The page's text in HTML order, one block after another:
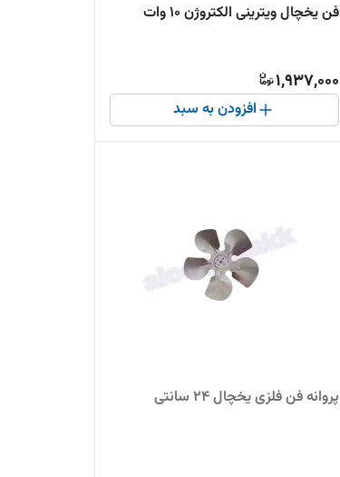
فن یخچال ویترینی الکتروژن 10 وات
1,937,000
افزودن به سبد
پروانه فن فلزی یخچال 24 سانتی